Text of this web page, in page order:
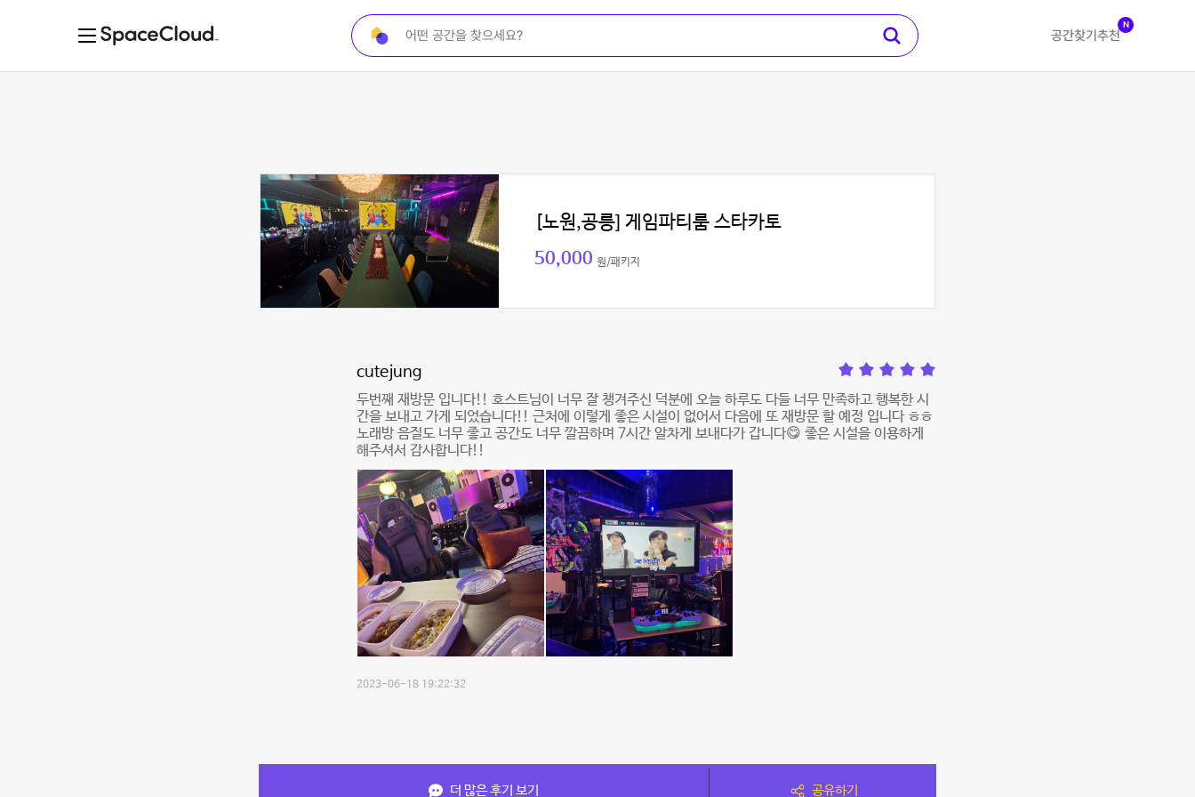
공간찾기 추천
N
[노원,공릉] 게임파티룸 스타카토
50,000 원/패키지
cutejung
두번째 재방문 입니다!! 호스트님이 너무 잘 챙겨주신 덕분에 오늘 하루도 다들 너무 만족하고 행복한 시
간을 보내고 가게 되었습니다!! 근처에 이렇게 좋은 시설이 없어서 다음에 또 재방문 할 예정 입니다 ㅎㅎ
노래방 음질도 너무 좋고 공간도 너무 깔끔하며 7시간 알차게 보내다가 갑니다😋 좋은 시설을 이용하게
해주셔서 감사합니다!!
2023-06-18 19:22:32
더 많은 후기 보기 공유하기